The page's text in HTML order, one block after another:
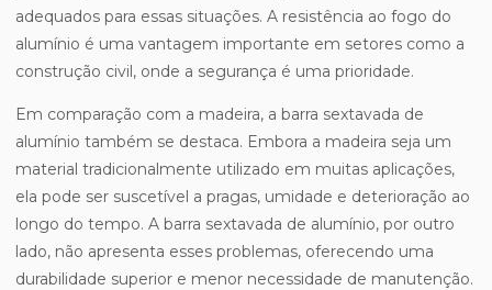
adequados para essas situações. A resistência ao fogo do
alumínio é uma vantagem importante em setores como a
construção civil, onde a segurança é uma prioridade.
Em comparação com a madeira, a barra sextavada de
alumínio também se destaca. Embora a madeira seja um
material tradicionalmente utilizado em muitas aplicações,
ela pode ser suscetível a pragas, umidade e deterioração ao
longo do tempo. A barra sextavada de alumínio, por outro
lado, não apresenta esses problemas, oferecendo uma
durabilidade superior e menor necessidade de manutenção.